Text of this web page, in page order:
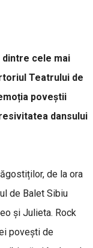
dintre cele mai
Teatrului de
poveștii
dansului
de la ora
de Balet Sibiu
și Julieta. Rock
povești de